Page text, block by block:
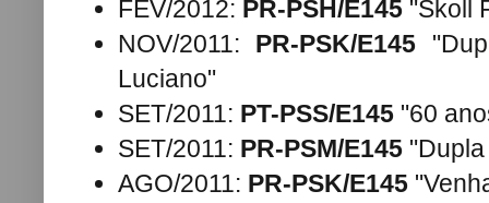
FEV/2012: PR-PSH/E145 "Skoll
NOV/2011: PR-PSK/E145
Luciano"
SET/2011: PT-PSS/E145 "60
SET/2011: PR-PSM/E145
AGO/2011: PR-PSK/E145